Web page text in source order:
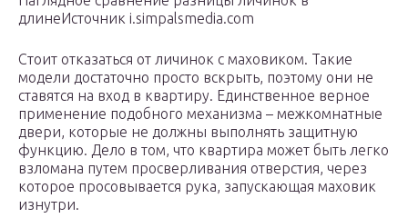
длинеИсточник i.simpalsmedia.com
Стоит отказаться от личинок с маховиком. Такие
модели достаточно просто вскрыть, поэтому они не
ставятся на вход в квартиру. Единственное верное
применение подобного механизма – межкомнатные
двери, которые не должны выполнять защитную
функцию. Дело в том, что квартира может быть легко
взломана путем просверливания отверстия, через
которое просовывается рука, запускающая маховик
изнутри.